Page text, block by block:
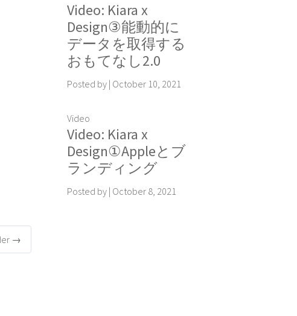
Video: Kiara x
Design③能動的に
データを取得する
おもてなし2.0
Posted by | October 10, 2021
Video
Video: Kiara x
Design①Appleとブ
ランディング
Posted by | October 8, 2021
→